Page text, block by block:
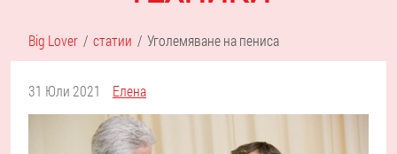
Big Lover статии Уголемяване на пениса
31 Юли 2021 Елена